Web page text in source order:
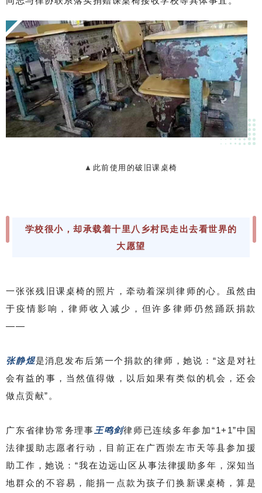
▲ 此前使用的破旧课桌椅
学校很小，却承载着十里八乡村民走出去看世界的
大愿望
一张张残旧课桌椅的照片，牵动着深圳律师的心。虽然由
于疫情影响，律师收入减少，但许多律师仍然踊跃捐款
——
张静煜是消息发布后第一个捐款的律师，她说：“这是对社
会有益的事，当然值得做，以后如果有类似的机会，还会
做点贡献”。
广东省律协常务理事 王鸣剑律师已连续多年参加“1+1”中国
法律援助志愿者行动，目前正在广西崇左市天等县参加援
助工作，她说：“我在边远山区从事法律援助多年，深知当
地群众的不容易，能捐一点款为孩子们换新课桌椅，算是